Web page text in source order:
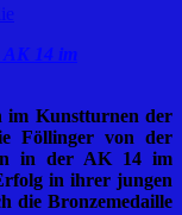
AK 14 im
im Kunstturnen der
Föllinger von der
in der AK 14 im
in ihrer jungen
die Bronzemedaille